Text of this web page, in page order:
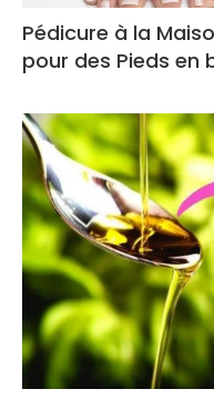
Pédicure à la
pour des Pieds en